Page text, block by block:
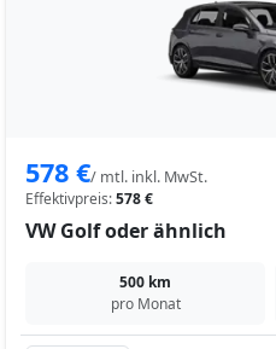
578 €/ mtl. inkl. MwSt.
Effektivpreis:578 €
VW Golf oder ähnlich
500 km
pro Monat